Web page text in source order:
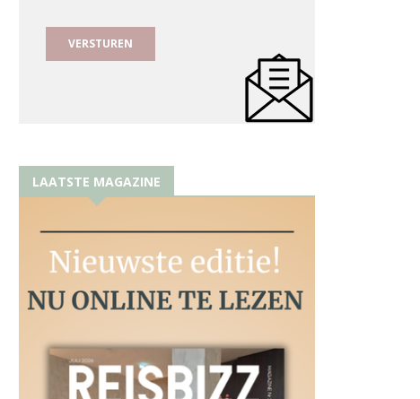
LAATSTE MAGAZINE